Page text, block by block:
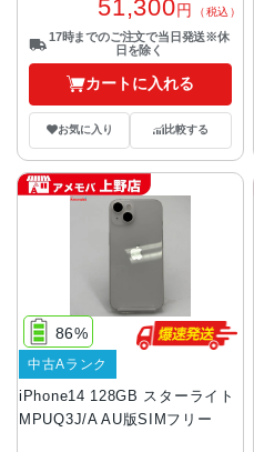
51,300円 （税込）
17時までのご注文で当日発送※休
日を除く
カートに入れる
お気に入り 比較する
iPhone14 128GB スターライト
MPUQ3J/A AU版SIMフリー
86%
中古Aランク